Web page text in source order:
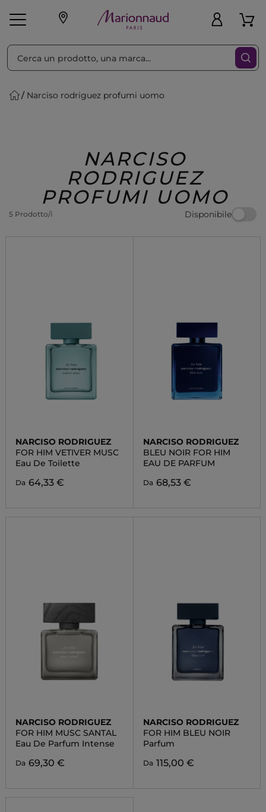
Make-up Profumi
Regalo
Narciso rodriguez profumi uomo
NARCISO
RODRIGUEZ
PROFUMI UOMO
5 Prodotto/i Disponibile
Ordina per Filtra
NARCISO RODRIGUEZ
FOR HIM VETIVER MUSC
Eau De Toilette
Da 64,33 €
NARCISO RODRIGUEZ
BLEU NOIR FOR HIM
EAU DE PARFUM
Da 68,53 €
NARCISO RODRIGUEZ
FOR HIM MUSC SANTAL
Eau De Parfum Intense
Da 69,30 €
NARCISO RODRIGUEZ
FOR HIM BLEU NOIR
Parfum
Da 115,00 €